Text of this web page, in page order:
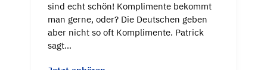
sind echt schön! Komplimente bekommt
man gerne, oder? Die Deutschen geben
aber nicht so oft Komplimente. Patrick
sagt…